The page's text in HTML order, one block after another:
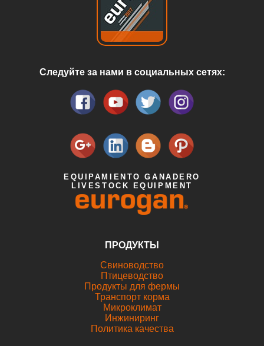
Следуйте за нами в социальных сетях:
EQUIPAMIENTO GANADERO
LIVESTOCK EQUIPMENT
ПРОДУКТЫ
Свиноводствo
Птицеводствo
Продукты для фермы
Транспорт корма
Микроклимат
Инжиниринг
Политика качества